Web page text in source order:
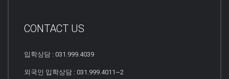
CONTACT US
입학상담 : 031.999.4039
외국인 입학상담 : 031.999.4011~2